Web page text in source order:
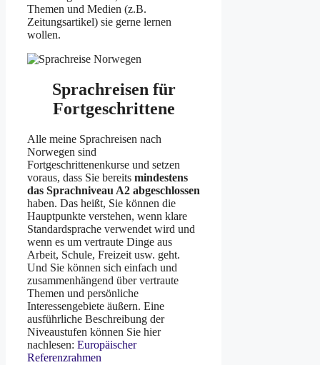
Themen und Medien (z.B.
Zeitungsartikel) sie gerne lernen
wollen.
Sprachreisen für
Fortgeschrittene
Alle meine Sprachreisen nach
Norwegen sind
Fortgeschrittenenkurse und setzen
voraus, dass Sie bereits mindestens
das Sprachniveau A2 abgeschlossen
haben. Das heißt, Sie können die
Hauptpunkte verstehen, wenn klare
Standardsprache verwendet wird und
wenn es um vertraute Dinge aus
Arbeit, Schule, Freizeit usw. geht.
Und Sie können sich einfach und
zusammenhängend über vertraute
Themen und persönliche
Interessengebiete äußern. Eine
ausführliche Beschreibung der
Niveaustufen können Sie hier
nachlesen: Europäischer
Referenzrahmen